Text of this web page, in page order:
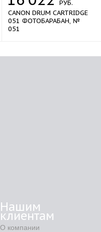
РУБ.
CANON DRUM CARTRIDGE
051 ФОТОБАРАБАН, №
051
Нашим
клиентам
О компании